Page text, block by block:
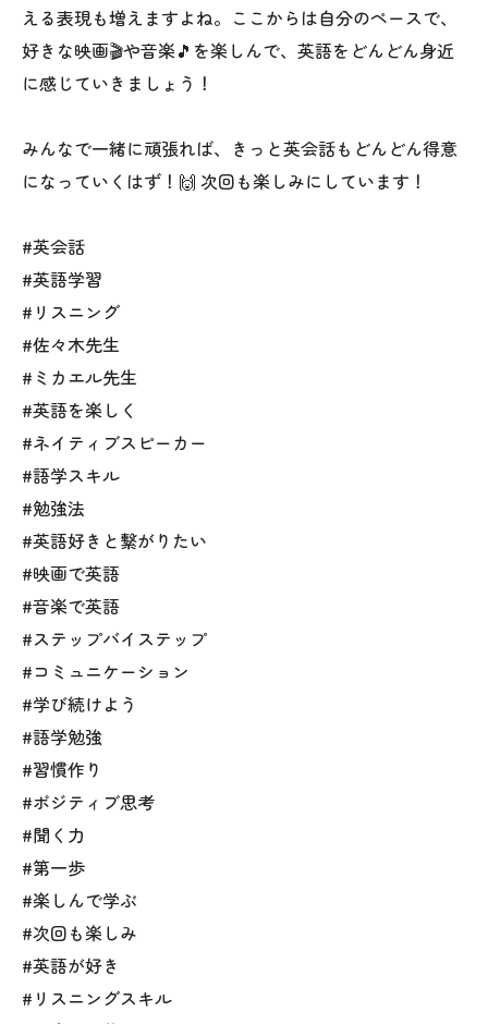
える表現も増えますよね。ここからは自分のペースで、
好きな映画🎬や音楽🎵を楽しんで、英語をどんどん身近
に感じていきましょう！
みんなで一緒に頑張れば、きっと英会話もどんどん得意
になっていくはず！🙌 次回も楽しみにしています！
#英会話
#英語学習
#リスニング
#佐々木先生
#ミカエル先生
#英語を楽しく
#ネイティブスピーカー
#語学スキル
#勉強法
#英語好きと繋がりたい
#映画で英語
#音楽で英語
#ステップバイステップ
#コミュニケーション
#学び続けよう
#語学勉強
#習慣作り
#ポジティブ思考
#聞く力
#第一歩
#楽しんで学ぶ
#次回も楽しみ
#英語が好き
#リスニングスキル